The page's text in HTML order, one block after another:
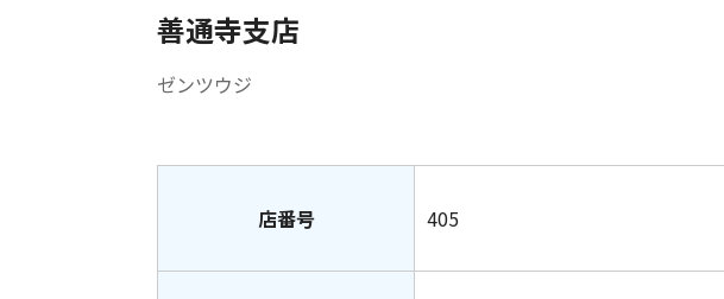
善通寺支店
ゼンツウジ
店番号 405